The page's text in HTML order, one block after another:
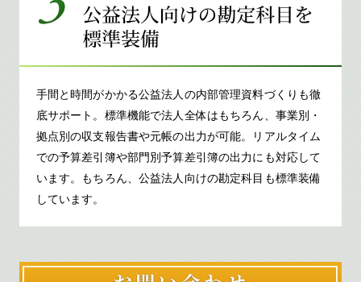
手間と時間がかかる公益法人の内部管理資料づくりも徹
底サポート。標準機能で法人全体はもちろん、事業別・
拠点別の収支報告書や元帳の出力が可能。リアルタイム
での予算差引簿や部門別予算差引簿の出力にも対応して
います。もちろん、公益法人向けの勘定科目も標準装備
しています。